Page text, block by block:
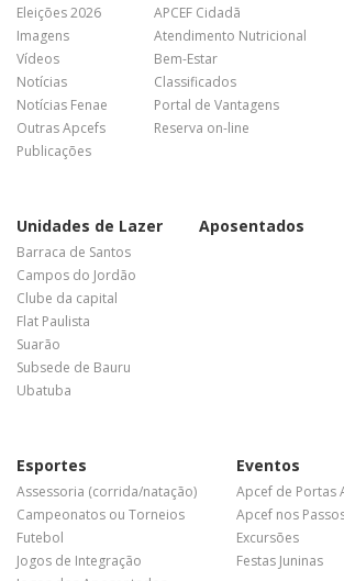
Eleições 2026
Imagens
Vídeos
Notícias
Notícias Fenae
Outras Apcefs
Publicações
APCEF Cidadã
Atendimento Nutricional
Bem-Estar
Classificados
Portal de Vantagens
Reserva on-line
Unidades de Lazer
Barraca de Santos
Campos do Jordão
Clube da capital
Flat Paulista
Suarão
Subsede de Bauru
Ubatuba
Aposentados
Esportes
Assessoria (corrida/natação)
Campeonatos ou Torneios
Futebol
Jogos de Integração
Eventos
Apcef de Portas
Apcef nos
Excursões
Festas Juninas